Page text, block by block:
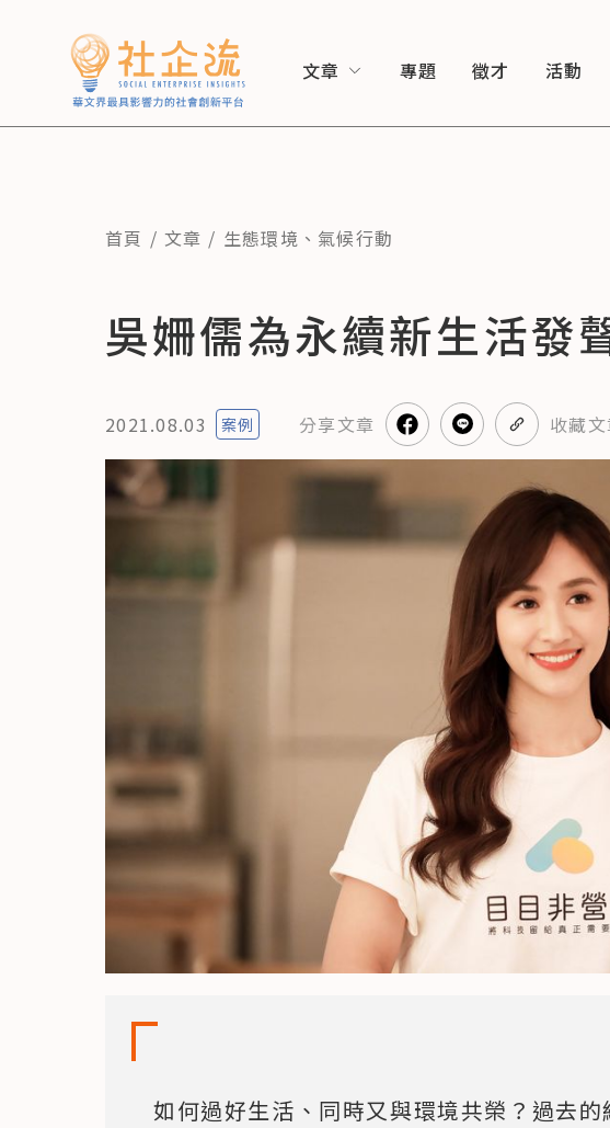
文章 專題 徵才 活動
首頁 文章 生態環境 、 氣候行動
吳姍儒為永續新生活發
2021.08.03 案例 分享文章 收藏文
如何過好生活、同時又與環境共榮？過去